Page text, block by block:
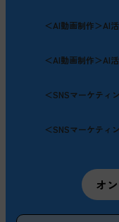
＜AI動画制作＞AI
＜AI動画制作＞AI
＜SNSマーケティ
＜SNSマーケティ
オ